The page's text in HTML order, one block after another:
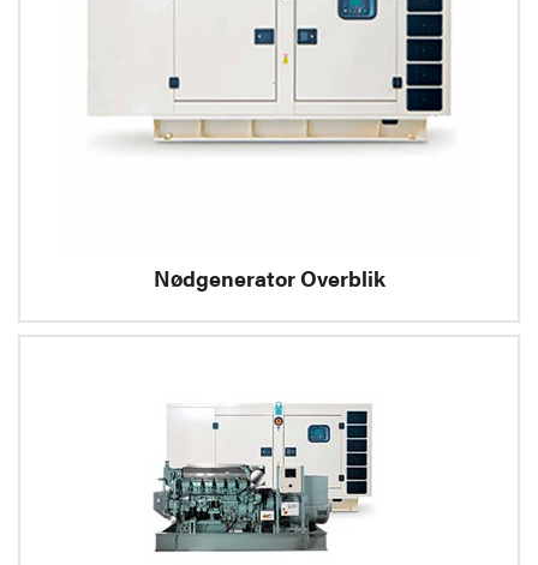
Nødgenerator Overblik